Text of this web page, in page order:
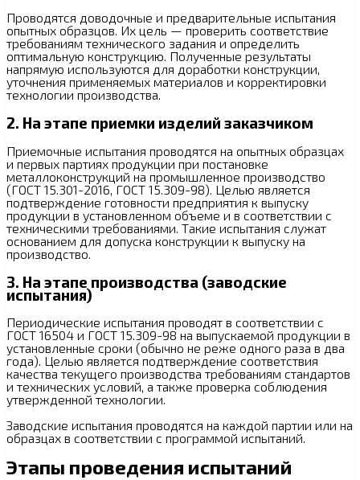
Проводятся доводочные и предварительные испытания
опытных образцов. Их цель — проверить соответствие
требованиям технического задания и определить
оптимальную конструкцию. Полученные результаты
напрямую используются для доработки конструкции,
уточнения применяемых материалов и корректировки
технологии производства.
2. На этапе приемки изделий заказчиком
Приемочные испытания проводятся на опытных образцах
и первых партиях продукции при постановке
металлоконструкций на промышленное производство
(ГОСТ 15.301-2016, ГОСТ 15.309-98). Целью является
подтверждение готовности предприятия к выпуску
продукции в установленном объеме и в соответствии с
техническими требованиями. Такие испытания служат
основанием для допуска конструкции к выпуску на
производство.
3. На этапе производства (заводские
испытания)
Периодические испытания проводят в соответствии с
ГОСТ 16504 и ГОСТ 15.309-98 на выпускаемой продукции в
установленные сроки (обычно не реже одного раза в два
года). Целью является подтверждение соответствия
качества текущего производства требованиям стандартов
и технических условий, а также проверка соблюдения
утвержденной технологии.
Заводские испытания проводятся на каждой партии или на
образцах в соответствии с программой испытаний.
Этапы проведения испытаний